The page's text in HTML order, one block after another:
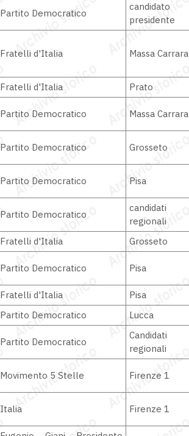
Partito Democratico
candidato
presidente
Fratelli d'Italia Massa Carrara
Fratelli d'Italia
Prato
Partito Democratico Massa Carrara
Partito Democratico Grosseto
Partito Democratico Pisa
Partito Democratico
candidati
regionali
Fratelli d'Italia
Grosseto
Partito Democratico Pisa
Fratelli d'Italia
Pisa
Partito Democratico Lucca
Partito Democratico
Candidati
regionali
Movimento 5 Stelle Firenze 1
Italia Firenze 1